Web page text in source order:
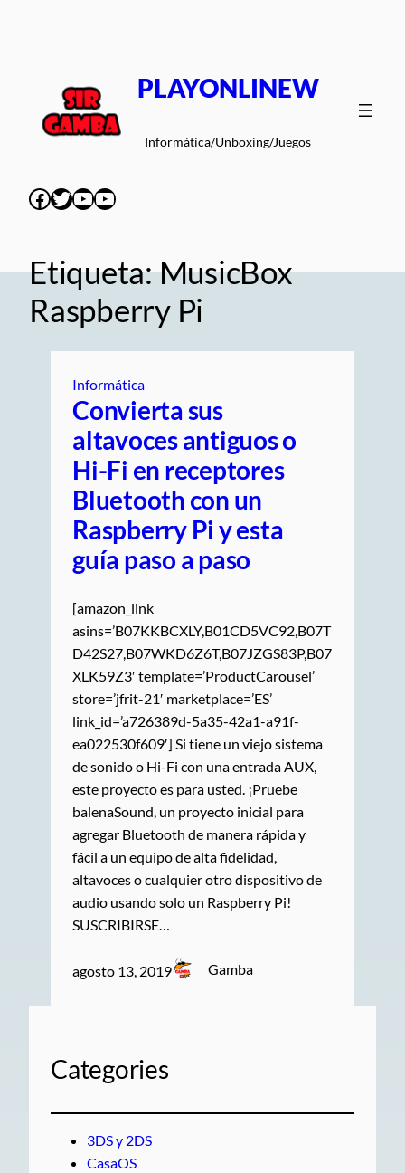
PLAYONLINEW
Informática/Unboxing/Juegos
Facebook
Twitter
YouTube
YouTube
Etiqueta:MusicBox
Raspberry Pi
Informática
Convierta sus
altavoces antiguos o
Hi-Fi en receptores
Bluetooth con un
Raspberry Pi y esta
guía paso a paso
[amazon_link
asins=’B07KKBCXLY,B01CD5VC92,B07T
D42S27,B07WKD6Z6T,B07JZGS83P,B07
XLK59Z3′ template=’ProductCarousel’
store=’jfrit-21′ marketplace=’ES’
link_id=’a726389d-5a35-42a1-a91f-
ea022530f609′] Si tiene un viejo sistema
de sonido o Hi-Fi con una entrada AUX,
este proyecto es para usted. ¡Pruebe
balenaSound, un proyecto inicial para
agregar Bluetooth de manera rápida y
fácil a un equipo de alta fidelidad,
altavoces o cualquier otro dispositivo de
audio usando solo un Raspberry Pi!
SUSCRIBIRSE…
agosto 13, 2019 Gamba
Categories
3DS y 2DS
CasaOS